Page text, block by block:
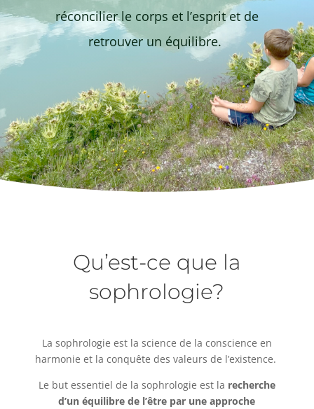
réconcilier le corps et l’esprit et de
retrouver un équilibre.
Qu’est-ce que la
sophrologie?
La sophrologie est la science de la conscience en
harmonie et la conquête des valeurs de l’existence.
Le but essentiel de la sophrologie est la recherche
d’un équilibre de l’être par une approche